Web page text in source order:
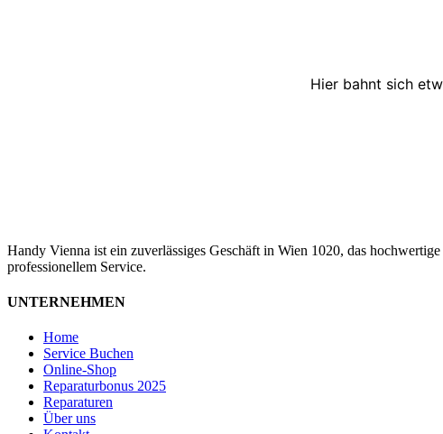
Hier bahnt sich
Handy Vienna ist ein zuverlässiges Geschäft in Wien 1020, das
professionellem Service.
UNTERNEHMEN
Home
Service Buchen
Online-Shop
Reparaturbonus 2025
Reparaturen
Über uns